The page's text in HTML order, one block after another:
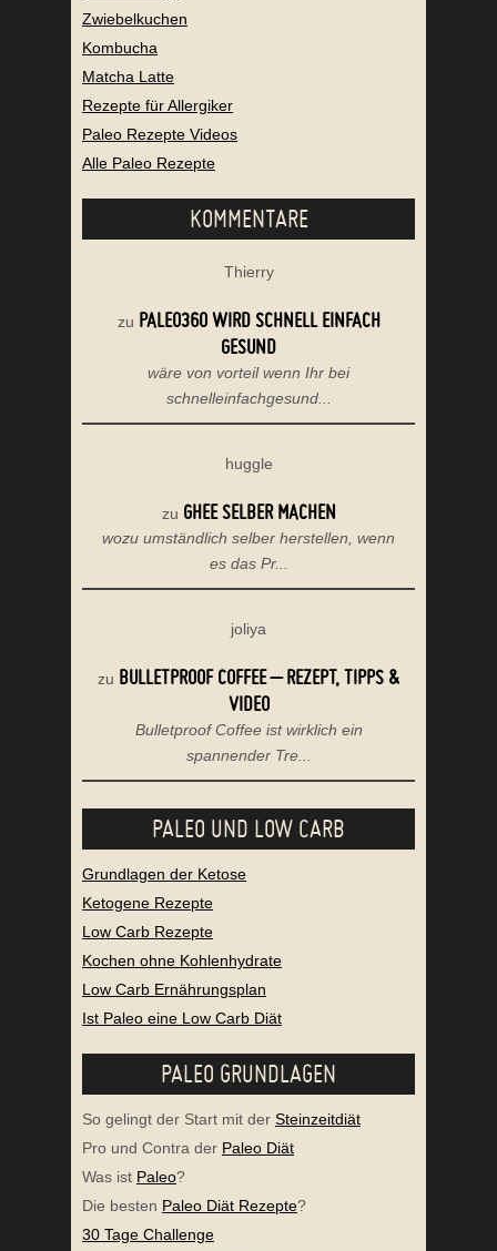
Zwiebelkuchen
Kombucha
Matcha Latte
Rezepte für Allergiker
Paleo Rezepte Videos
Alle Paleo Rezepte
KOMMENTARE
Thierry
zu PALEO360 WIRD SCHNELL EINFACH
GESUND
wäre von vorteil wenn Ihr bei
schnelleinfachgesund...
huggle
zu GHEE SELBER MACHEN
wozu umständlich selber herstellen, wenn
es das Pr...
joliya
zu BULLETPROOF COFFEE – REZEPT, TIPPS &
VIDEO
Bulletproof Coffee ist wirklich ein
spannender Tre...
PALEO UND LOW CARB
Grundlagen der Ketose
Ketogene Rezepte
Low Carb Rezepte
Kochen ohne Kohlenhydrate
Low Carb Ernährungsplan
Ist Paleo eine Low Carb Diät
PALEO GRUNDLAGEN
So gelingt der Start mit der Steinzeitdiät
Pro und Contra der Paleo Diät
Was ist Paleo?
Die besten Paleo Diät Rezepte?
30 Tage Challenge